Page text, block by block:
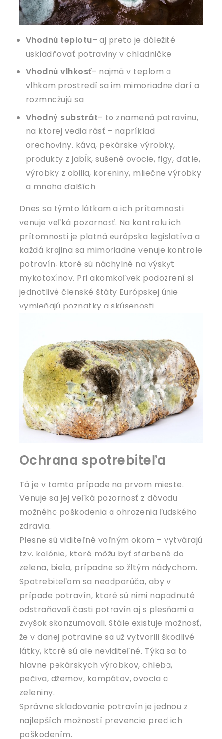
Vhodnú teplotu– aj preto je dôležité
uskladňovať potraviny v chladničke
Vhodnú vlhkosť– najmä v teplom a
vlhkom prostredí sa im mimoriadne darí a
rozmnožujú sa
Vhodný substrát– to znamená potravinu,
na ktorej vedia rásť – napríklad
orechoviny. káva, pekárske výrobky,
produkty z jabĺk, sušené ovocie, figy, ďatle,
výrobky z obilia, koreniny, mliečne výrobky
a mnoho ďalších
Dnes sa týmto látkam a ich prítomnosti
venuje veľká pozornosť. Na kontrolu ich
prítomnosti je platná európska legislatíva a
každá krajina sa mimoriadne venuje kontrole
potravín, ktoré sú náchylné na výskyt
mykotoxínov. Pri akomkoľvek podozrení si
jednotlivé členské štáty Európskej únie
vymieňajú poznatky a skúsenosti.
Ochrana spotrebiteľa
Tá je v tomto prípade na prvom mieste.
Venuje sa jej veľká pozornosť z dôvodu
možného poškodenia a ohrozenia ľudského
zdravia.
Plesne sú viditeľné voľným okom – vytvárajú
tzv. kolónie, ktoré môžu byť sfarbené do
zelena, biela, prípadne so žltým nádychom.
Spotrebiteľom sa neodporúča, aby v
prípade potravín, ktoré sú nimi napadnuté
odstraňovali časti potravín aj s plesňami a
zvyšok skonzumovali. Stále existuje možnosť,
že v danej potravine sa už vytvorili škodlivé
látky, ktoré sú ale neviditeľné. Týka sa to
hlavne pekárskych výrobkov, chleba,
pečiva, džemov, kompótov, ovocia a
zeleniny.
Správne skladovanie potravín je jednou z
najlepších možností prevencie pred ich
poškodením.